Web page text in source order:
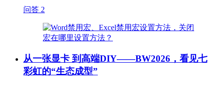
问答 2
从一张显卡 到高端DIY——BW2026，看见七
彩虹的“生态成型”